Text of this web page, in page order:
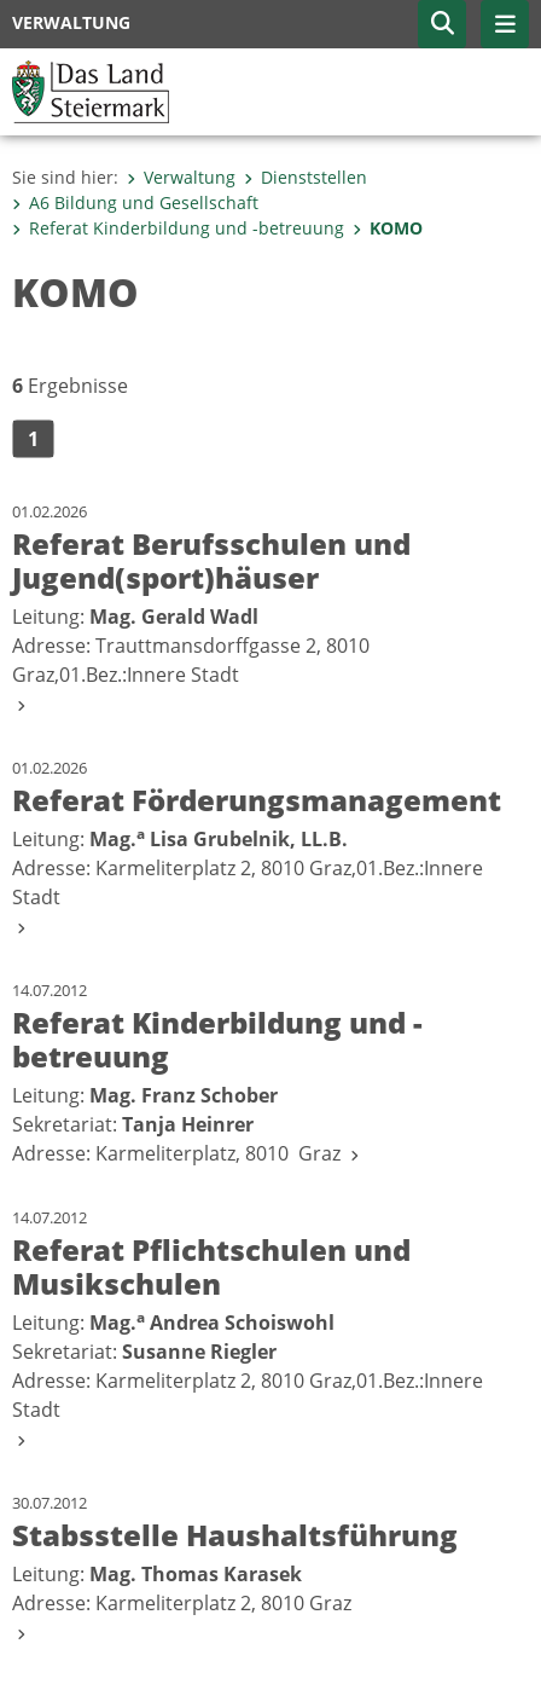
VERWALTUNG
Sie sind hier: Verwaltung
Dienststellen
A6 Bildung und Gesellschaft
Referat Kinderbildung und -betreuung
KOMO
KOMO
6 Ergebnisse
1
01.02.2026
Referat Berufsschulen und
Jugend(sport)häuser
Leitung: Mag. Gerald Wadl
Adresse: Trauttmansdorffgasse 2, 8010
Graz,01.Bez.:Innere Stadt
01.02.2026
Referat Förderungsmanagement
Leitung: Mag.a Lisa Grubelnik, LL.B.
Adresse: Karmeliterplatz 2, 8010 Graz,01.Bez.:Innere
Stadt
14.07.2012
Referat Kinderbildung und -
betreuung
Leitung: Mag. Franz Schober
Sekretariat: Tanja Heinrer
Adresse: Karmeliterplatz, 8010 Graz
14.07.2012
Referat Pflichtschulen und
Musikschulen
Leitung: Mag.a Andrea Schoiswohl
Sekretariat: Susanne Riegler
Adresse: Karmeliterplatz 2, 8010 Graz,01.Bez.:Innere
Stadt
30.07.2012
Stabsstelle Haushaltsführung
Leitung: Mag. Thomas Karasek
Adresse: Karmeliterplatz 2, 8010 Graz